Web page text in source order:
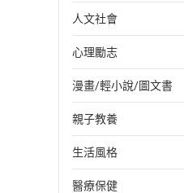
經濟/趨勢
財務/金融
管理/領導
職場工作術
成功法
行銷/廣告
歐美文學
日本文學
韓國文學
華文文學
經典文學
成長/家庭生活小說
人文社會
國際關係
政治
社會科學
台灣/中國歷史
日/韓歷史
心理勵志
心靈成長/情緒
人際關係
兩性關係
心理學
漫畫/輕小說/圖文書
輕小說
奇幻/科幻
愛情故事
親子教養
教育現場
兒童文學/故事
生活風格
飲食/食譜
醫療保健